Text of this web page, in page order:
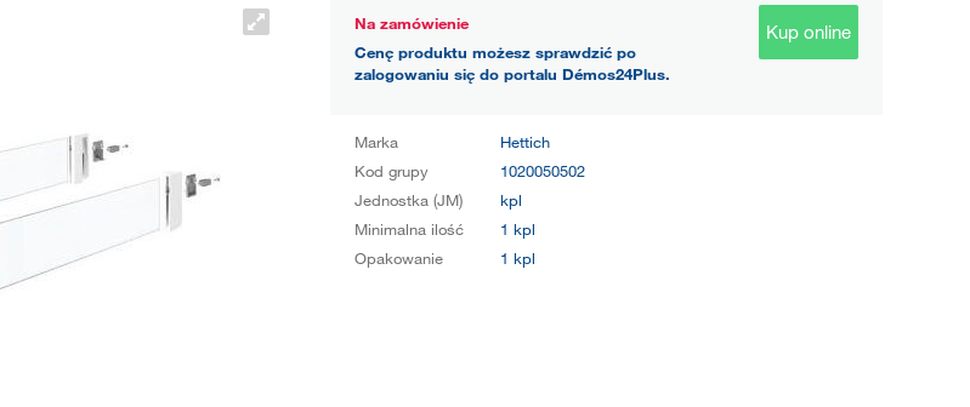
Na zamówienie
Cenę produktu możesz sprawdzić po
zalogowaniu się do portalu Démos24Plus.
Kup online
Marka
Hettich
Kod grupy
1020050502
Jednostka (JM)
kpl
Minimalna ilość
1 kpl
Opakowanie
1 kpl